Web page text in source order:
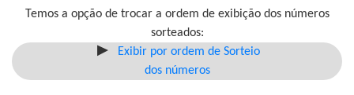
Temos a opção de trocar a ordem de exibição dos números
sorteados:
Exibir por ordem de Sorteio
dos números